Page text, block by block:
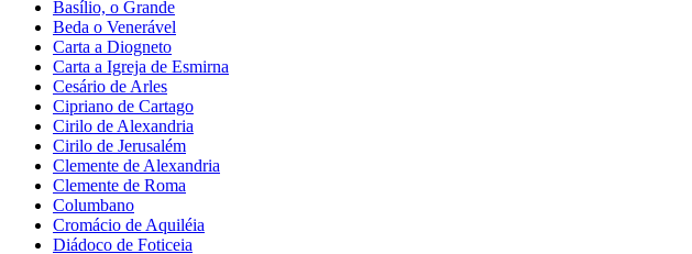
Basílio, o Grande
Beda o Venerável
Carta a Diogneto
Carta a Igreja de Esmirna
Cesário de Arles
Cipriano de Cartago
Cirilo de Alexandria
Cirilo de Jerusalém
Clemente de Alexandria
Clemente de Roma
Columbano
Cromácio de Aquiléia
Diádoco de Foticeia